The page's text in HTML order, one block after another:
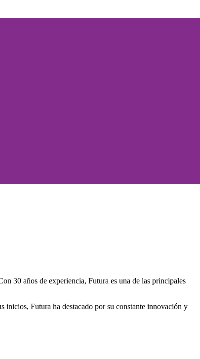
30 años de experiencia, Futura es una de las principales
inicios, Futura ha destacado por su constante innovación y